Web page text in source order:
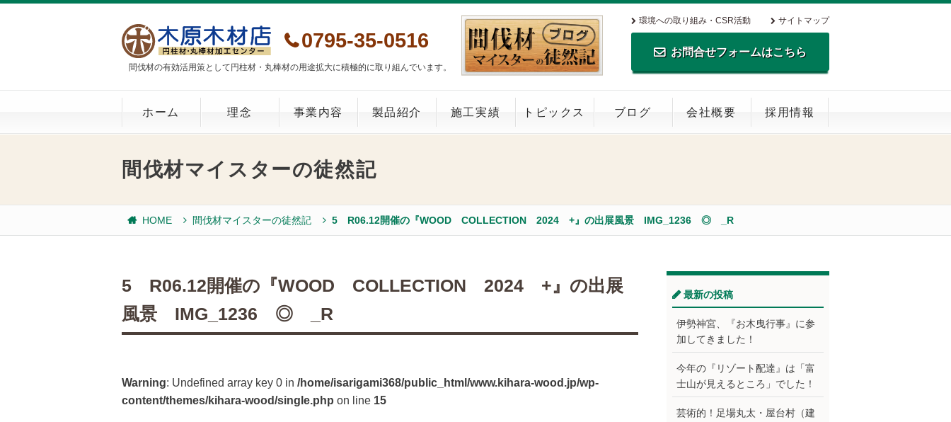
間伐材の有効活用策として円柱材・丸棒材の用途拡大に積極的に取り組んでいます。
0795-35-0516
環境への取り組み・CSR活動 サイトマップ
お問合せフォームはこちら
TEL.0795-35-0516 FAX.0795-35-
0269
ホーム 理念 事業内容 製品紹介 施工実績 トピックス ブログ 会社概要 採用情報
間伐材マイスターの徒然記
HOME 間伐材マイスターの徒然記 5 R06.12開催の『WOOD COLLECTION 2024 +』の出展風景 IMG_1236 ◎ _R
5 R06.12開催の『WOOD COLLECTION 2024 +』の出展
風景 IMG_1236 ◎ _R
Warning: Undefined array key 0 in /home/isarigami368/public_html/www.kihara-wood.jp/wp-
content/themes/kihara-wood/single.php on line 15
最新の投稿
伊勢神宮、『お木曳行事』に参
加してきました！
今年の『リゾート配達』は「富
士山が見えるところ」でした！
芸術的！足場丸太・屋台村（建